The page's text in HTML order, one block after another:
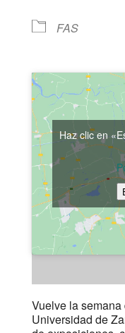
FAS
Haz clic en
Vuelve la
Universidad de